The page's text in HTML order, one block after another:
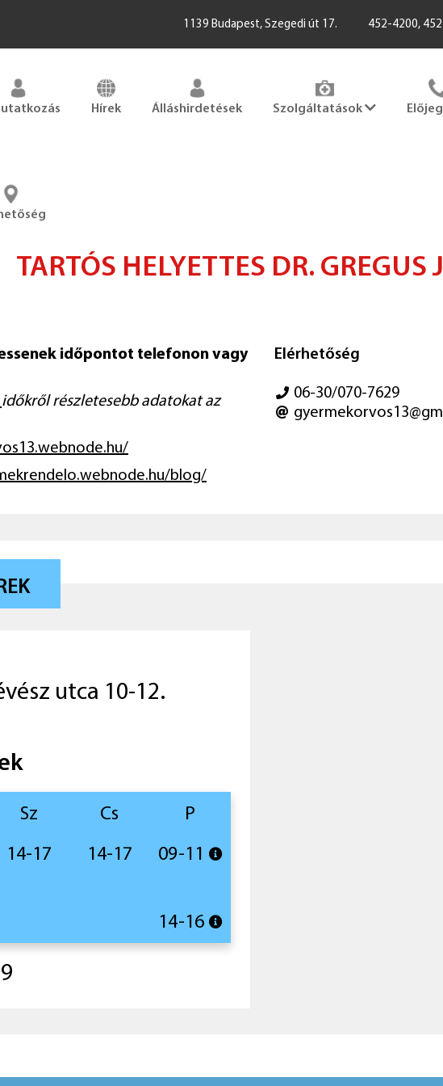
1139 Budapest, Szegedi út 17. 452-4200,
Hírek Álláshirdetések Szolgáltatások
TARTÓS HELYETTES DR. GREGUS
időpontot telefonon vagy
időkről részletesebb adatokat az
blog/
Elérhetőség
06-30/070-7629
utca 10-12.
Sz Cs P
14-17 14-17 09-11
14-16